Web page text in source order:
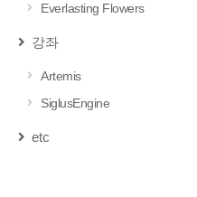
Everlasting Flowers
강좌
Artemis
SiglusEngine
etc